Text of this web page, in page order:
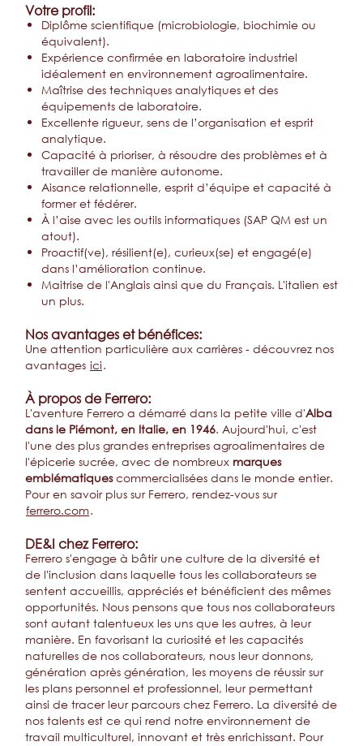
Votre profil:
Diplôme scientifique (microbiologie, biochimie ou
équivalent).
Expérience confirmée en laboratoire industriel
idéalement en environnement agroalimentaire.
Maîtrise des techniques analytiques et des
équipements de laboratoire.
Excellente rigueur, sens de l’organisation et esprit
analytique.
Capacité à prioriser, à résoudre des problèmes et à
travailler de manière autonome.
Aisance relationnelle, esprit d’équipe et capacité à
former et fédérer.
À l’aise avec les outils informatiques (SAP QM est un
atout).
Proactif(ve), résilient(e), curieux(se) et engagé(e)
dans l’amélioration continue.
Maitrise de l'Anglais ainsi que du Français. L'italien est
un plus.
Nos avantages et bénéfices:
Une attention particulière aux carrières - découvrez nos
avantages ici.
À propos de Ferrero:
L'aventure Ferrero a démarré dans la petite ville d'Alba
dans le Piémont, en Italie, en 1946. Aujourd'hui, c'est
l'une des plus grandes entreprises agroalimentaires de
l'épicerie sucrée, avec de nombreux marques
emblématiquescommercialisées dans le monde entier.
Pour en savoir plus sur Ferrero, rendez-vous sur
ferrero.com.
DE&I chez Ferrero:
Ferrero s'engage à bâtir une culture de la diversité et
de l'inclusion dans laquelle tous les collaborateurs se
sentent accueillis, appréciés et bénéficient des mêmes
opportunités. Nous pensons que tous nos collaborateurs
sont autant talentueux les uns que les autres, à leur
manière. En favorisant la curiosité et les capacités
naturelles de nos collaborateurs, nous leur donnons,
génération après génération, les moyens de réussir sur
les plans personnel et professionnel, leur permettant
ainsi de tracer leur parcours chez Ferrero. La diversité de
nos talents est ce qui rend notre environnement de
travail multiculturel, innovant et très enrichissant. Pour